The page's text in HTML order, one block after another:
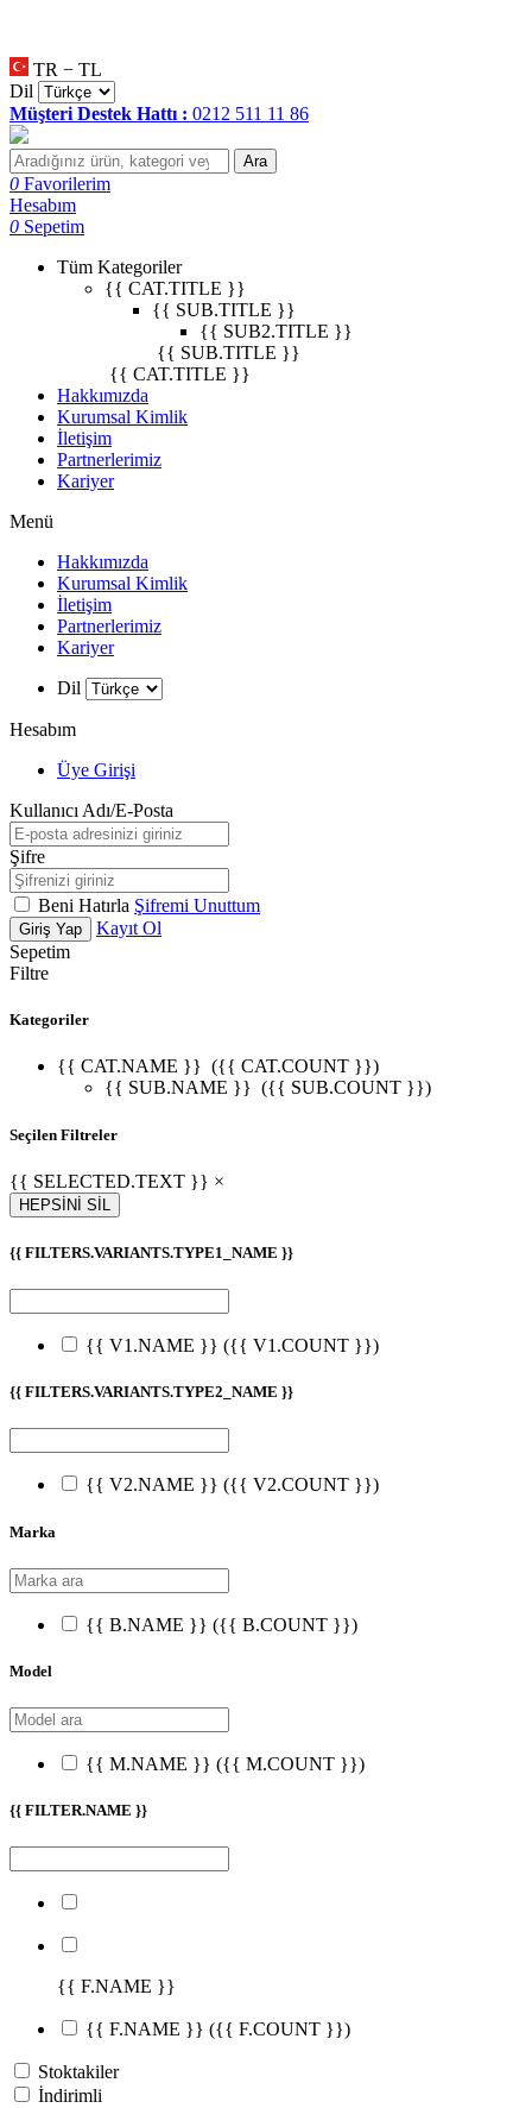
TR − TL
Dil
Müşteri Destek Hattı : 0212 511 11 86
Ara
0 Favorilerim
Hesabım
0 Sepetim
Tüm Kategoriler
{{ CAT.TITLE }}
{{ SUB.TITLE }}
{{ SUB2.TITLE }}
{{ SUB.TITLE }}
{{ CAT.TITLE }}
Hakkımızda
Kurumsal Kimlik
İletişim
Partnerlerimiz
Kariyer
Menü
Hakkımızda
Kurumsal Kimlik
İletişim
Partnerlerimiz
Kariyer
Dil
Hesabım
Üye Girişi
Kullanıcı Adı/E-Posta
Şifre
Beni Hatırla Şifremi Unuttum
Giriş Yap
Kayıt Ol
Sepetim
Filtre
Kategoriler
{{ CAT.NAME }} ({{ CAT.COUNT }})
{{ SUB.NAME }} ({{ SUB.COUNT }})
Seçilen Filtreler
{{ SELECTED.TEXT }} ×
HEPSİNİ SİL
{{ FILTERS.VARIANTS.TYPE1_NAME }}
{{ V1.NAME }} ({{ V1.COUNT }})
{{ FILTERS.VARIANTS.TYPE2_NAME }}
{{ V2.NAME }} ({{ V2.COUNT }})
Marka
{{ B.NAME }} ({{ B.COUNT }})
Model
{{ M.NAME }} ({{ M.COUNT }})
{{ FILTER.NAME }}
{{ F.NAME }}
{{ F.NAME }} ({{ F.COUNT }})
Stoktakiler
İndirimli